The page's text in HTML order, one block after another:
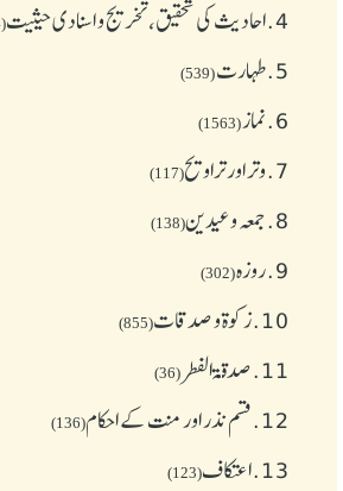
4. احادیث کی تحقیق، تخریج و اسنادی حیثیت(644)
5. طهارت(539)
6. نماز(1563)
7. وتر اور تراویح(117)
8. جمعہ وعیدین(138)
9. روزہ(302)
10. زکوة و صدقات(855)
11. صدقۃ الفطر (36)
12. قسم نذر اور منت کے احکام(136)
13. اعتکاف(123)